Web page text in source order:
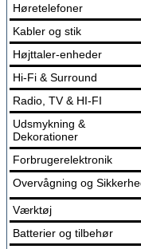
Høretelefoner
Kabler og stik
Højttaler-enheder
Hi-Fi & Surround
Radio, TV & HI-FI
Udsmykning &
Dekorationer
Forbrugerelektronik
Overvågning og
Værktøj
Batterier og tilbehør